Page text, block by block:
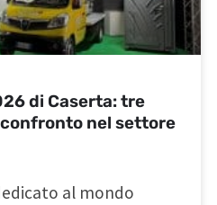
di Caserta: tre
nel settore
al mondo